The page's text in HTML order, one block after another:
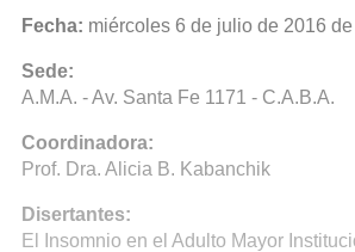
Fecha: miércoles 6 de julio de 2016
Sede:
A.M.A. - Av. Santa Fe 1171 - C.A.B.A.
Coordinadora:
Prof. Dra. Alicia B. Kabanchik
Disertantes:
El Insomnio en el Adulto Mayor